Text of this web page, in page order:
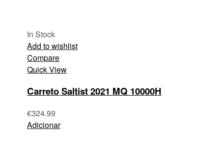
In Stock
Add to wishlist
Compare
Quick View
Carreto Saltist 2021 MQ 10000H
€324.99
Adicionar